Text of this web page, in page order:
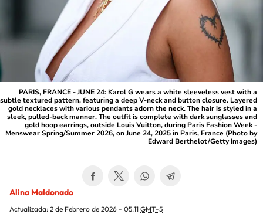
PARIS, FRANCE - JUNE 24: Karol G wears a white sleeveless vest with a
subtle textured pattern, featuring a deep V-neck and button closure. Layered
gold necklaces with various pendants adorn the neck. The hair is styled in a
sleek, pulled-back manner. The outfit is complete with dark sunglasses and
gold hoop earrings, outside Louis Vuitton, during Paris Fashion Week -
Menswear Spring/Summer 2026, on June 24, 2025 in Paris, France (Photo by
Edward Berthelot/Getty Images)
Alina Maldonado
Actualizada: 2 de Febrero de 2026 - 05:11 GMT-5